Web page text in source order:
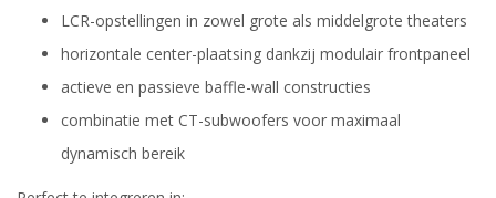
LCR-opstellingen in zowel grote als middelgrote theaters
horizontale center-plaatsing dankzij modulair frontpaneel
actieve en passieve baffle-wall constructies
combinatie met CT-subwoofers voor maximaal
dynamisch bereik